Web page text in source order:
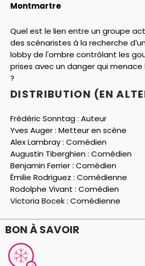
Montmartre
Quel est le lien entre un groupe
des scénaristes à la recherche
lobby de l'ombre contrôlant les
prises avec un danger qui menace
?
DISTRIBUTION (EN
Frédéric Sonntag : Auteur
Yves Auger : Metteur en scène
Alex Lambray : Comédien
Augustin Tiberghien : Comédien
Benjamin Ferrier : Comédien
Émilie Rodriguez : Comédienne
Rodolphe Vivant : Comédien
Victoria Bocek : Comédienne
BON À SAVOIR